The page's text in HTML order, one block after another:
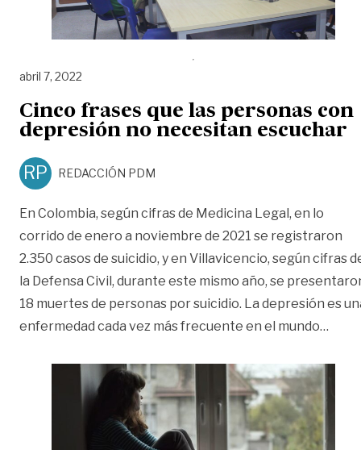
abril 7, 2022
Cinco frases que las personas con
depresión no necesitan escuchar
RP REDACCIÓN PDM
En Colombia, según cifras de Medicina Legal, en lo
corrido de enero a noviembre de 2021 se registraron
2.350 casos de suicidio, y en Villavicencio, según cifras
la Defensa Civil, durante este mismo año, se
18 muertes de personas por suicidio. La depresión es
enfermedad cada vez más frecuente en el mundo…